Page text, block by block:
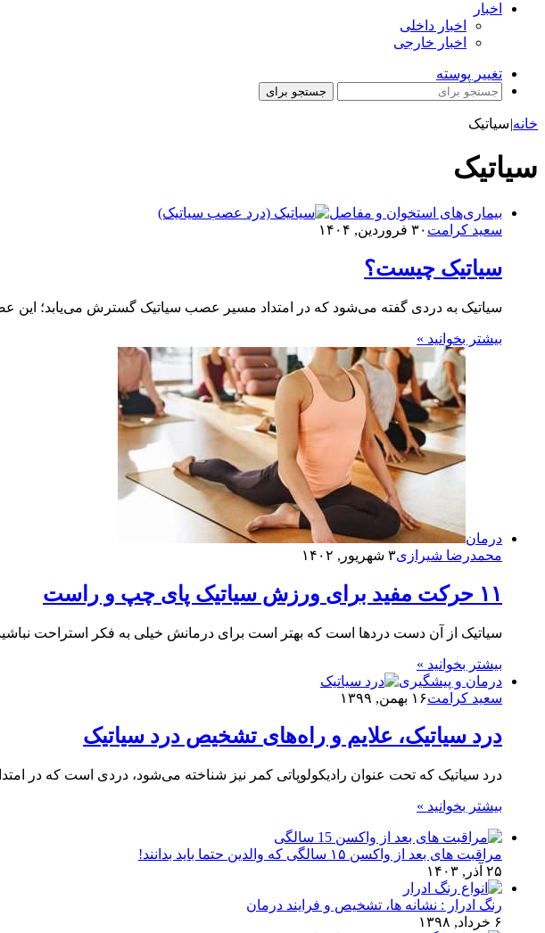
اخبار
اخبار داخلی
اخبار خارجی
تغییر پوسته
جستجو برای
خانه|سیاتیک
سیاتیک
بیماری‌های استخوان و مفاصل
سعید کرامت ۳۰ فروردین, ۱۴۰۴
سیاتیک چیست؟
سیاتیک به دردی گفته می‌شود که در امتداد مسیر عصب سیاتیک گسترش می‌یابد؛
بیشتر بخوانید »
درمان
محمدرضا شیرازی۳ شهریور, ۱۴۰۲
۱۱ حرکت مفید برای ورزش سیاتیک پای چپ و راست
سیاتیک از آن دست دردها است که بهتر است برای درمانش خیلی به فکر استراحت
بیشتر بخوانید »
درمان و پیشگیری
سعید کرامت۱۶ بهمن, ۱۳۹۹
درد سیاتیک، علایم و راه‌های تشخیص درد سیاتیک
درد سیاتیک که تحت عنوان رادیکولوپاتی کمر نیز شناخته می‌شود، دردی است که در
بیشتر بخوانید »
مراقبت های بعد از واکسن ۱۵ سالگی که والدین حتما باید بدانند!
۲۵ آذر, ۱۴۰۳
رنگ ادرار : نشانه ها، تشخیص و فرایند درمان
۶ خرداد, ۱۳۹۸